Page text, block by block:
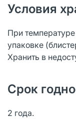
Условия
При
упаковке
Хранить в
Срок
2 года.